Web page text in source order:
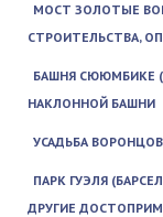
МОСТ ЗОЛОТЫЕ
СТРОИТЕЛЬСТВА,
БАШНЯ СЮЮМБИКЕ
НАКЛОННОЙ БАШНИ
УСАДЬБА
ПАРК ГУЭЛЯ
ДРУГИЕ